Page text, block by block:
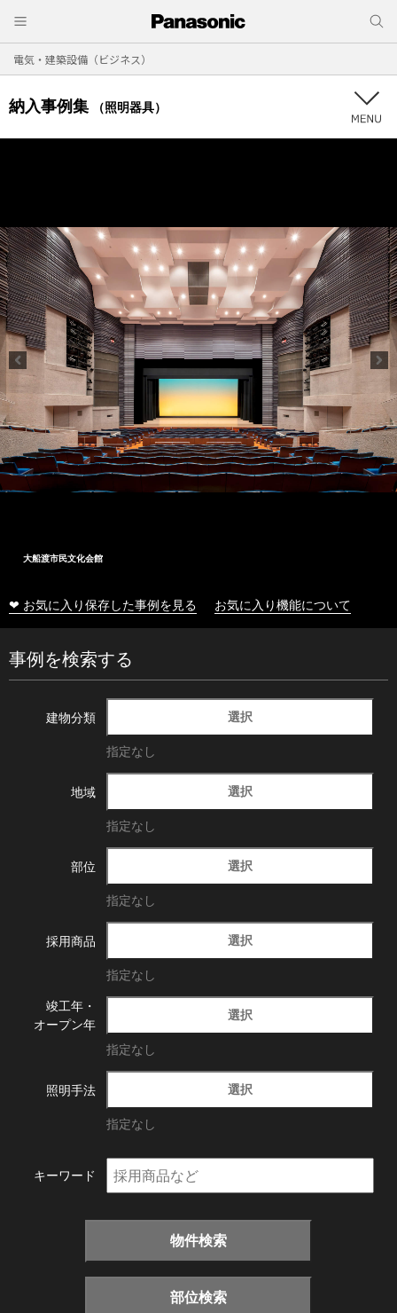
電気・建築設備（ビジネス）
納入事例集 （照明器具）
大船渡市民文化会館
❤ お気に入り保存した事例を見る お気に入り機能について
事例を検索する
建物分類 選択
指定なし
地域 選択
指定なし
部位 選択
指定なし
採用商品 選択
指定なし
竣工年・
オープン年
選択
指定なし
照明手法 選択
指定なし
キーワード
物件検索
部位検索